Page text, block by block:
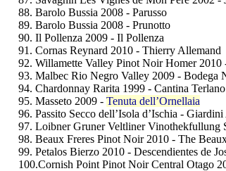
88. Barolo Bussia 2008 - Parusso
89. Barolo Bussia 2008 - Prunotto
90. Il Pollenza 2009 - Il Pollenza
91. Cornas Reynard 2010 - Thierry Allemand
92. Willamette Valley Pinot Noir Homer 2010
93. Malbec Rio Negro Valley 2009 - Bodega
94. Chardonnay Rarita 1999 - Cantina Terlano
95. Masseto 2009 - Tenuta dell’Ornellaia
96. Passito Secco dell’Isola d’Ischia -
97. Loibner Gruner Veltliner Vinothekfullung
98. Beaux Freres Pinot Noir 2010 - The
99. Petalos Bierzo 2010 - Descendientes de
100.Cornish Point Pinot Noir Central Otago